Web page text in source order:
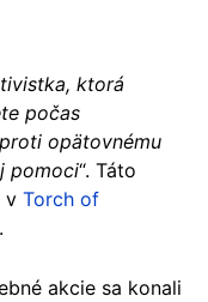
ktorá
počas
opätovnému
pomoci“. Táto
v Torch of
akcie sa konali